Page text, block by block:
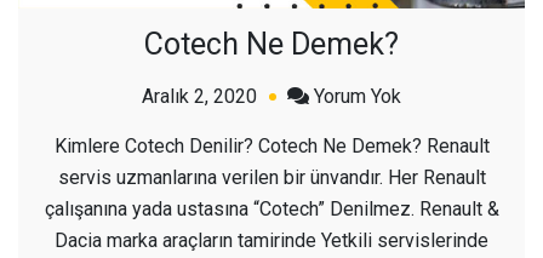
Cotech Ne Demek?
Aralık 2, 2020 Yorum Yok
Ne
Demek?
Kimlere Cotech Denilir? Cotech Ne Demek? Renault
servis uzmanlarına verilen bir ünvandır. Her Renault
çalışanına yada ustasına “Cotech” Denilmez. Renault &
Dacia marka araçların tamirinde Yetkili servislerinde